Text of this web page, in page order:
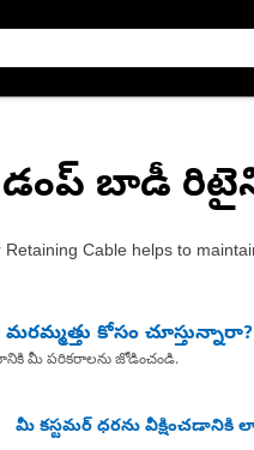
బాడీ
Cable helps to
కోసం చూస్తున్నారా?
మీ పరికరాలను జోడించండి.
మీ కస్టమర్ ధరను వీక్షించడానికి